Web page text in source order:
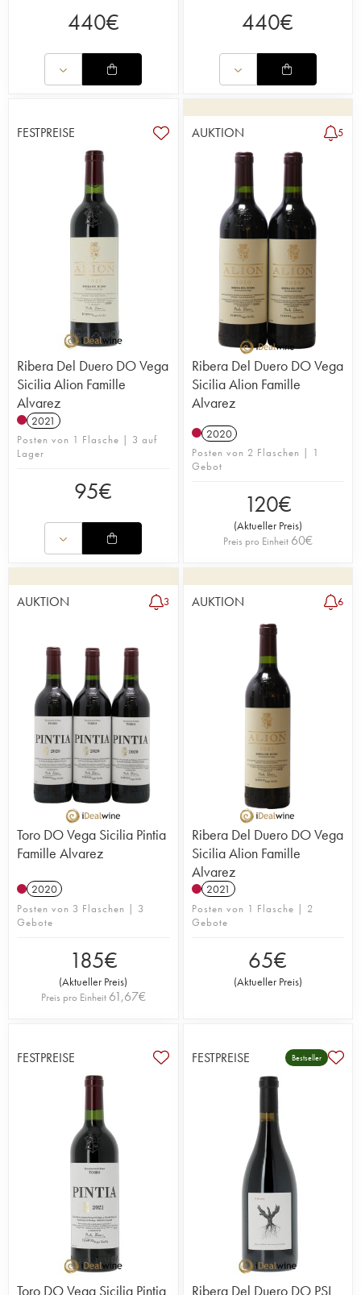
440€ 440€
FESTPREISE
Ribera Del Duero DO Vega
Sicilia Alion Famille
Alvarez
2021
Posten von 1 Flasche | 3 auf
Lager
95€
AUKTION 5
Ribera Del Duero DO Vega
Sicilia Alion Famille
Alvarez
2020
Posten von 2 Flaschen | 1
Gebot
120€
(Aktueller Preis)
Preis pro Einheit 60€
AUKTION 3
Toro DO Vega Sicilia Pintia
Famille Alvarez
2020
Posten von 3 Flaschen | 3
Gebote
185€
(Aktueller Preis)
Preis pro Einheit 61,67€
AUKTION 6
Ribera Del Duero DO Vega
Sicilia Alion Famille
Alvarez
2021
Posten von 1 Flasche | 2
Gebote
65€
(Aktueller Preis)
FESTPREISE
Toro DO Vega Sicilia Pintia
FESTPREISE Bestseller
Ribera Del Duero DO PSI